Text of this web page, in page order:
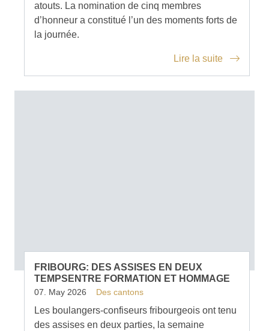
atouts. La nomination de cinq membres
d’honneur a constitué l’un des moments forts de
la journée.
Lire la suite
FRIBOURG: DES ASSISES EN DEUX
TEMPSENTRE FORMATION ET HOMMAGE
07. May 2026 Des cantons
Les boulangers-confiseurs fribourgeois ont tenu
des assises en deux parties, la semaine